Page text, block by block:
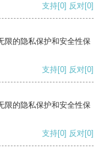
支持[0] 反对[0]
限的隐私保护和安全性保
支持[0] 反对[0]
限的隐私保护和安全性保
支持[0] 反对[0]